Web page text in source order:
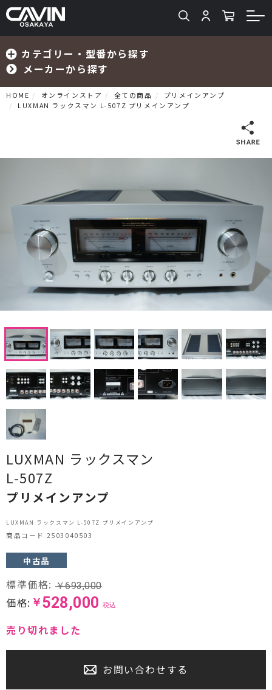
カテゴリー・型番から探す
メーカーから探す
検索
プリメインアンプ
プリアンプ
パワーアンプ
CDプレーヤー・レシーバー
ネットワークプレーヤー・D/Aコンバーター
レコードプレーヤー
スピーカー
オーディオアクセサリー
オーディオその他
AVアンプ
ＴＶ・レコーダー・プレーヤー
プロジェクター・スクリーン
サウンドバー・アンプ内蔵型スピーカー
HOME オンラインストア 全ての商品
プリメインアンプ
LUXMAN ラックスマン L-507Z プリメインアンプ
LUXMAN ラックスマン
L-507Z
プリメインアンプ
LUXMAN ラックスマン L-507Z プリメインアンプ
商品コード 2503040503
中古品
標準価格: ￥693,000
価格: ￥ 528,000 税込
売り切れました
お問い合わせする